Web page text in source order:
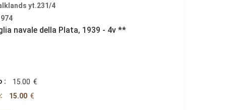
yt.231/4
navale della Plata‚ 1939 - 4v **
: 15.00 €
15.00€